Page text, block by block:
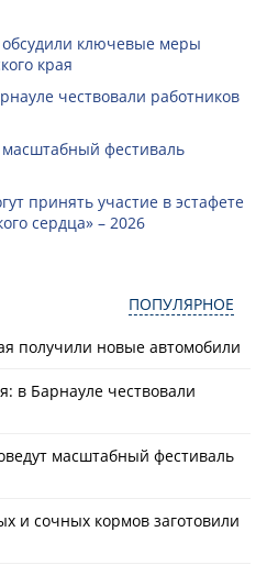
ключевые меры
края
чествовали работников
масштабный фестиваль
принять участие в эстафете
сердца» – 2026
ПОПУЛЯРНОЕ
получили новые автомобили
в Барнауле чествовали
масштабный фестиваль
и сочных кормов заготовили